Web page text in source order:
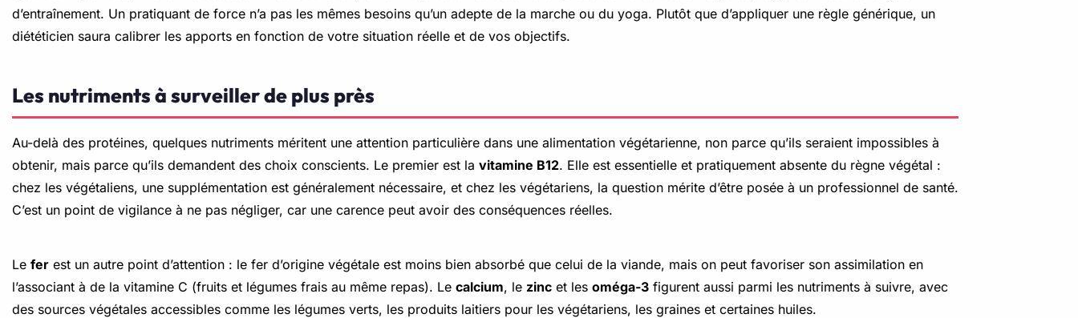
d’entraînement. Un pratiquant de force n’a pas les mêmes besoins qu’un adepte de la marche ou du yoga. Plutôt que d’appliquer une règle générique, un
diététicien saura calibrer les apports en fonction de votre situation réelle et de vos objectifs.
Les nutriments à surveiller de plus près
Au-delà des protéines, quelques nutriments méritent une attention particulière dans une alimentation végétarienne, non parce qu’ils seraient impossibles à
obtenir, mais parce qu’ils demandent des choix conscients. Le premier est la vitamine B12. Elle est essentielle et pratiquement absente du règne végétal :
chez les végétaliens, une supplémentation est généralement nécessaire, et chez les végétariens, la question mérite d’être posée à un professionnel de santé.
C’est un point de vigilance à ne pas négliger, car une carence peut avoir des conséquences réelles.
Le fer est un autre point d’attention : le fer d’origine végétale est moins bien absorbé que celui de la viande, mais on peut favoriser son assimilation en
l’associant à de la vitamine C (fruits et légumes frais au même repas). Le calcium, le zinc et les oméga-3 figurent aussi parmi les nutriments à suivre, avec
des sources végétales accessibles comme les légumes verts, les produits laitiers pour les végétariens, les graines et certaines huiles.